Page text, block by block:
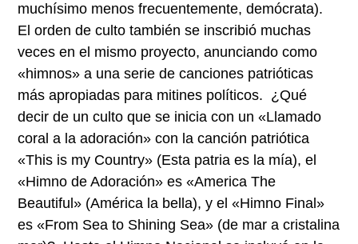
muchísimo menos frecuentemente, demócrata).
El orden de culto también se inscribió muchas
veces en el mismo proyecto, anunciando como
«himnos» a una serie de canciones patrióticas
más apropiadas para mitines políticos. ¿Qué
decir de un culto que se inicia con un «Llamado
coral a la adoración» con la canción patriótica
«This is my Country» (Esta patria es la mía), el
«Himno de Adoración» es «America The
Beautiful» (América la bella), y el «Himno Final»
es «From Sea to Shining Sea» (de mar a cristalina